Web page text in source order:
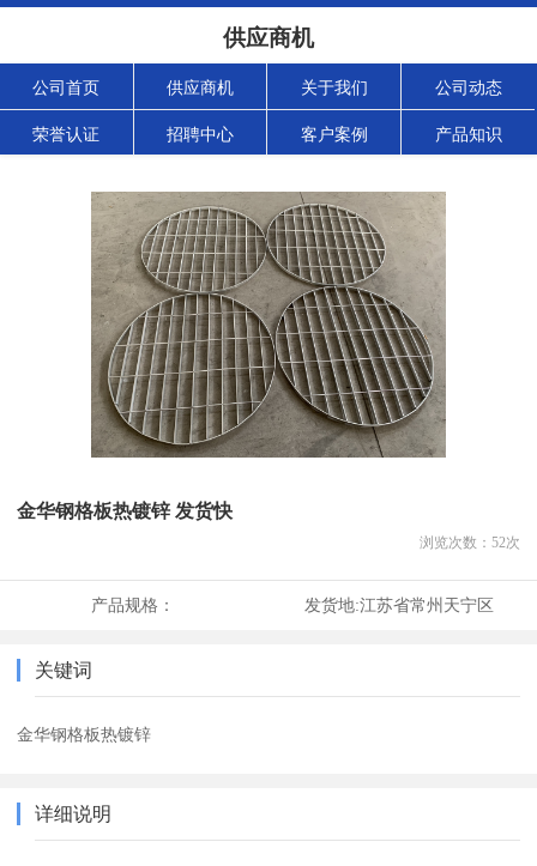
供应商机
公司首页 供应商机 关于我们 公司动态
荣誉认证 招聘中心 客户案例 产品知识
金华钢格板热镀锌 发货快
浏览次数： 52次
产品规格： 发货地:江苏省常州天宁区
关键词
金华钢格板热镀锌
详细说明